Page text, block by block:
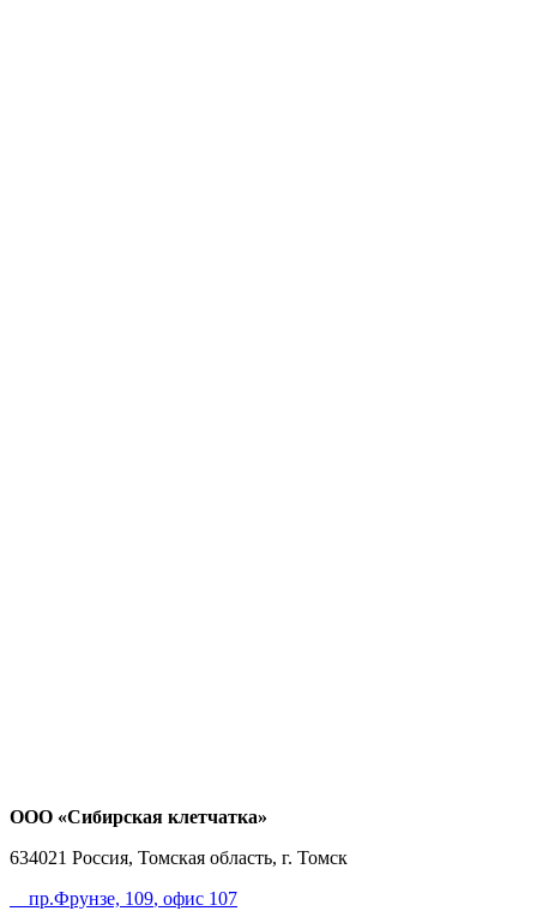
ООО «Сибирская клетчатка»
634021 Россия, Томская область, г. Томск
пр.Фрунзе, 109, офис 107